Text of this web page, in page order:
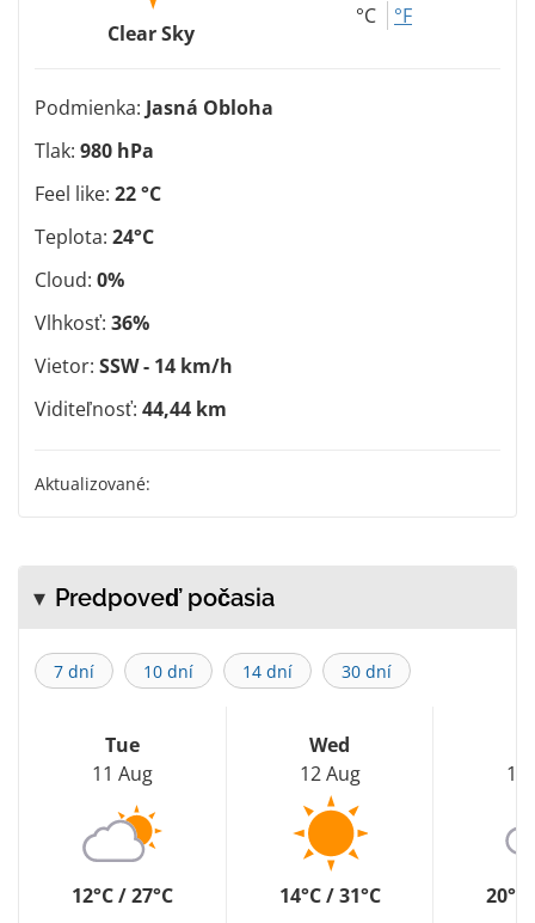
Clear Sky
°C °F
Podmienka: Jasná Obloha
Tlak: 980 hPa
Feel like: 22 °C
Teplota: 24°C
Cloud: 0%
Vlhkosť: 36%
Vietor: SSW - 14 km/h
Viditeľnosť: 44,44 km
Aktualizované:
Predpoveď počasia
7 dní 10 dní 14 dní 30 dní
Tue
11 Aug
12°C / 27°C
Wed
12 Aug
14°C / 31°C
13
20°C